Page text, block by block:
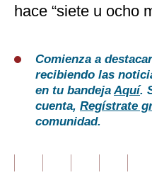
hace “siete u ocho
Comienza a
recibiendo las
en tu bandejaAquí.
cuenta, Regístrate
comunidad.